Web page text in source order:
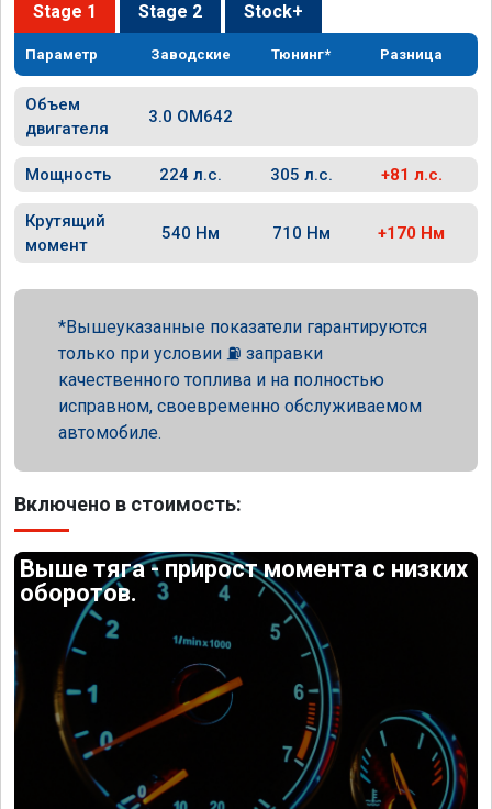
Stage 1 Stage 2 Stock+
Параметр Заводские Тюнинг* Разница
Объем
двигателя
3.0 OM642
Мощность 224 л.с. 305 л.с. +81 л.с.
Крутящий
момент
540 Нм 710 Нм +170 Нм
Вышеуказанные показатели гарантируются
только при условии ⛽ заправки
качественного топлива и на полностью
исправном, своевременно обслуживаемом
автомобиле.
Включено в стоимость:
Выше тяга - прирост момента с низких
оборотов.